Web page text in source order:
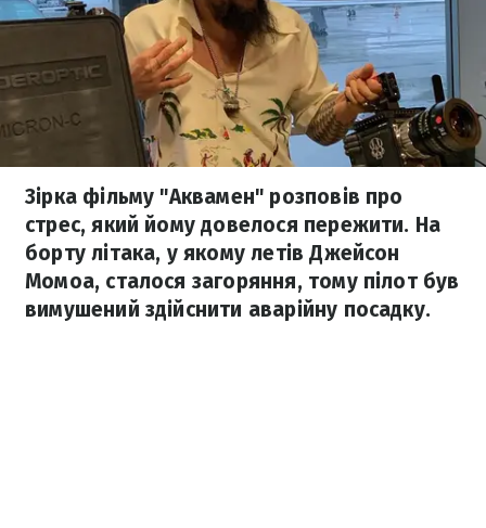
Зірка фільму "Аквамен" розповів про
стрес, який йому довелося пережити. На
борту літака, у якому летів Джейсон
Момоа, сталося загоряння, тому пілот був
вимушений здійснити аварійну посадку.